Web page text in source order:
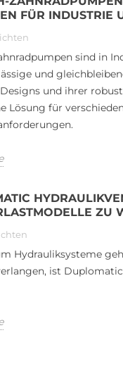
1303
Kombination
Steuerung
Read more
FÜR INDUSTRIE
sind in
und
und ihrer
Lösung für
ZU
Hydrauliksysteme
ist